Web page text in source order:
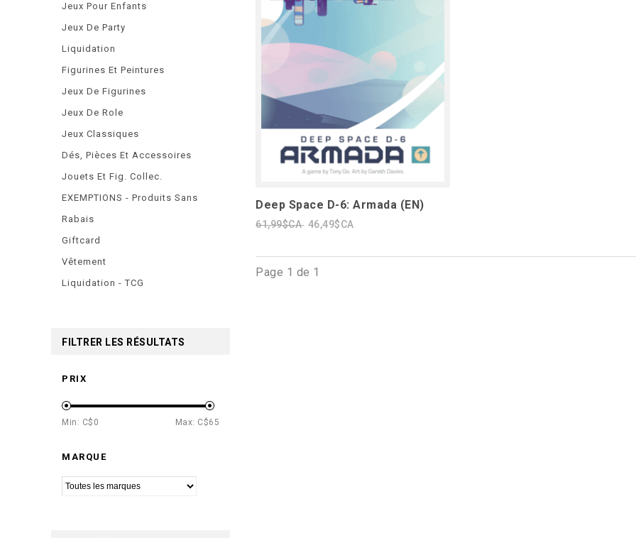
Deep Space D-6: Armada (EN)
61,99$CA 46,49$CA
Page 1 de 1
Jeux Pour Enfants
Jeux De Party
Liquidation
Figurines Et Peintures
Jeux De Figurines
Jeux De Role
Jeux Classiques
Dés, Pièces Et Accessoires
Jouets Et Fig. Collec.
EXEMPTIONS - Produits Sans
Rabais
Giftcard
Vêtement
Liquidation - TCG
FILTRER LES RÉSULTATS
PRIX
Min: C$ 0 Max: C$65
MARQUE